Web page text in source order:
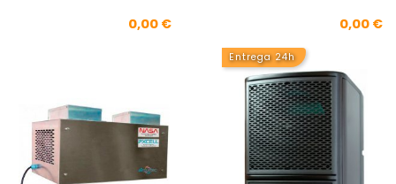
Precio
0,00 € 0,00 €
Entrega 24h